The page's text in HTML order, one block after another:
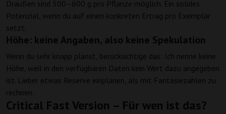
Draußen sind 500–600 g pro Pflanze möglich. Ein solides
Potenzial, wenn du auf einen konkreten Ertrag pro Exemplar
setzt.
Höhe: keine Angaben, also keine Spekulation
Wenn du sehr knapp planst, berücksichtige das: Ich nenne keine
Höhe, weil in den verfügbaren Daten kein Wert dazu angegeben
ist. Lieber etwas Reserve einplanen, als mit Fantasiezahlen zu
rechnen.
Critical Fast Version – Für wen ist das?